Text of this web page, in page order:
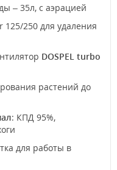
– 35л, с аэрацией
125/250 для удаления
DOSPEL turbo
растений до
: КПД 95%,
для работы в